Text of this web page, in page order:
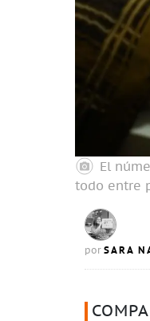
El
todo entre
por SARA